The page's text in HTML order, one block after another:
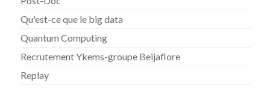
Qu'est-ce que le big data
Quantum Computing
Recrutement Ykems-groupe Beijaflore
Replay